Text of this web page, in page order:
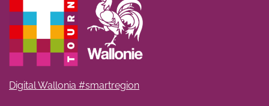
Digital Wallonia #smartregion